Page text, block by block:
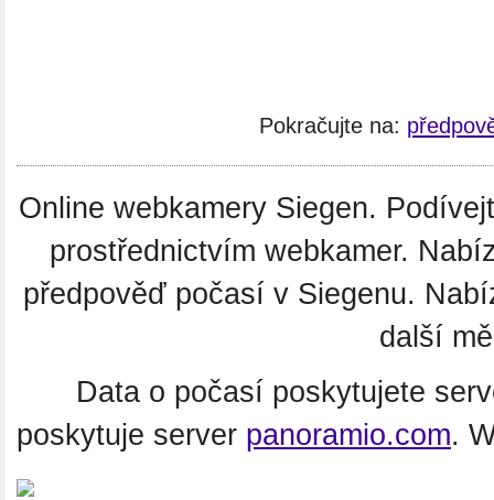
Pokračujte na:
Online webkamery Siegen.
prostřednictvím webkamer.
předpověď počasí v Siegenu.
další
Data o počasí poskytujete
poskytuje server panoramio.com.